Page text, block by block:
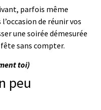
parfois même
de réunir vos
une soirée démesurée
sans compter.
toi)
peu